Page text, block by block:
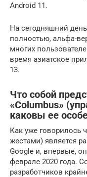
Android 11.
На сегодняшний
полностью, альфа-
многих
время азиатское
13.
Что собой
«Columbus»
каковы ее
Как уже говорилось
жестами) является
Google и, впервые,
феврале 2020 года.
разработчиков